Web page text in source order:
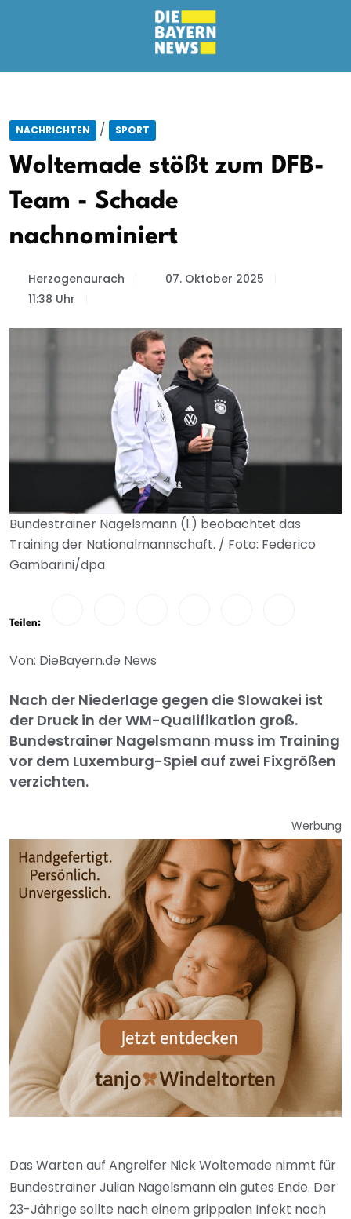
NACHRICHTEN / SPORT
Woltemade stößt zum DFB-
Team - Schade
nachnominiert
Herzogenaurach
07. Oktober 2025
11:38 Uhr
Bundestrainer Nagelsmann (l.) beobachtet das
Training der Nationalmannschaft. / Foto: Federico
Gambarini/dpa
Teilen:
Von: DieBayern.de News
Nach der Niederlage gegen die Slowakei ist
der Druck in der WM-Qualifikation groß.
Bundestrainer Nagelsmann muss im Training
vor dem Luxemburg-Spiel auf zwei Fixgrößen
verzichten.
Werbung
Das Warten auf Angreifer Nick Woltemade nimmt für
Bundestrainer Julian Nagelsmann ein gutes Ende. Der
23-Jährige sollte nach einem grippalen Infekt noch